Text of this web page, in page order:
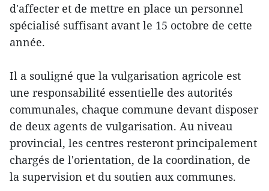
d'affecter et de mettre en place un personnel
spécialisé suffisant avant le 15 octobre de cette
année.
Il a souligné que la vulgarisation agricole est
une responsabilité essentielle des autorités
communales, chaque commune devant disposer
de deux agents de vulgarisation. Au niveau
provincial, les centres resteront principalement
chargés de l'orientation, de la coordination, de
la supervision et du soutien aux communes.